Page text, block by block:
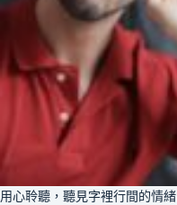
用心聆聽，聽見字裡行間的情緒